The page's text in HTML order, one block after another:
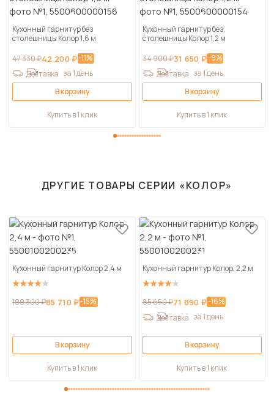
Кухонный гарнитур без
столешницы Колор 1,6 м
47 330 ₽42 200 ₽-11%
Доставка за 1 день
В корзину
Купить в 1 клик
Кухонный гарнитур без
столешницы Колор 1,2 м
34 900 ₽31 650 ₽-9%
Доставка за 1 день
В корзину
Купить в 1 клик
ДРУГИЕ ТОВАРЫ СЕРИИ «КОЛОР»
Кухонный гарнитур Колор 2,4 м
100 300 ₽85 710 ₽-15%
В корзину
Купить в 1 клик
Кухонный гарнитур Колор, 2,2 м
85 650 ₽71 890 ₽-16%
Доставка за 1 день
В корзину
Купить в 1 клик